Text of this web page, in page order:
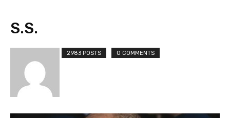
S.s.
2983 POSTS 0 COMMENTS